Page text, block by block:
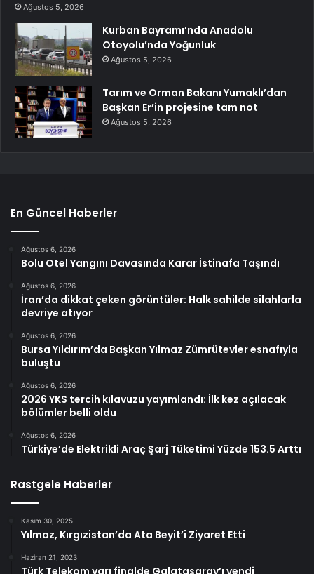
Ağustos 5, 2026
Kurban Bayramı’nda Anadolu
Otoyolu’nda Yoğunluk
Ağustos 5, 2026
Tarım ve Orman Bakanı Yumaklı’dan
Başkan Er’in projesine tam not
Ağustos 5, 2026
En Güncel Haberler
Ağustos 6, 2026
Bolu Otel Yangını Davasında Karar İstinafa Taşındı
Ağustos 6, 2026
İran’da dikkat çeken görüntüler: Halk sahilde silahlarla
devriye atıyor
Ağustos 6, 2026
Bursa Yıldırım’da Başkan Yılmaz Zümrütevler esnafıyla
buluştu
Ağustos 6, 2026
2026 YKS tercih kılavuzu yayımlandı: İlk kez açılacak
bölümler belli oldu
Ağustos 6, 2026
Türkiye’de Elektrikli Araç Şarj Tüketimi Yüzde 153.5 Arttı
Rastgele Haberler
Kasım 30, 2025
Yılmaz, Kırgızistan’da Ata Beyit’i Ziyaret Etti
Haziran 21, 2023
Türk Telekom yarı finalde Galatasaray’ı yendi